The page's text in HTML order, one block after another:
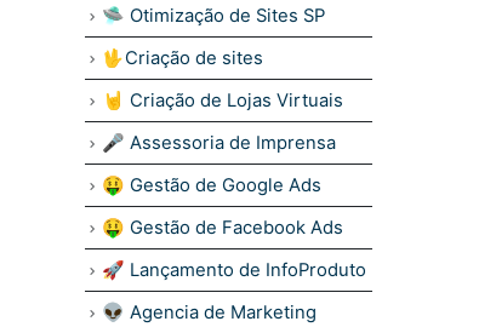
🛸 Otimização de Sites SP
🖖Criação de sites
🤘 Criação de Lojas Virtuais
🎤 Assessoria de Imprensa
🤑 Gestão de Google Ads
🤑 Gestão de Facebook Ads
🚀 Lançamento de InfoProduto
👽 Agencia de Marketing